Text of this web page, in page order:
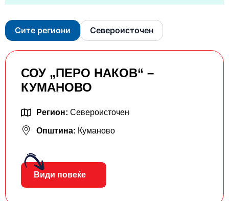
Сите региони Североисточен
СОУ „ПЕРО НАКОВ“ –
КУМАНОВО
Регион: Североисточен
Општина: Куманово
Види повеќе